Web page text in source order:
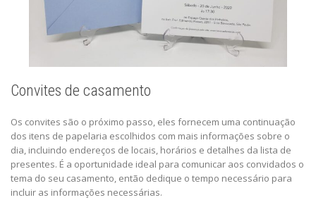
Convites de casamento
Os convites são o próximo passo, eles fornecem uma continuação
dos itens de papelaria escolhidos com mais informações sobre o
dia, incluindo endereços de locais, horários e detalhes da lista de
presentes. É a oportunidade ideal para comunicar aos convidados o
tema do seu casamento, então dedique o tempo necessário para
incluir as informações necessárias.